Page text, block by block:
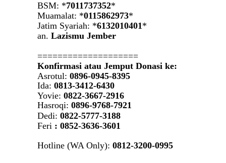
BSM: *7011737352*
Muamalat: *0115862973*
Jatim Syariah: *6132010401*
an. Lazismu Jember
====================
Konfirmasi atau Jemput Donasi ke:
Asrotul: 0896-0945-8395
Ida: 0813-3412-6430
Yovie: 0822-3667-2916
Hasroqi: 0896-9768-7921
Dedi: 0822-5777-3188
Feri : 0852-3636-3601
Hotline (WA Only): 0812-3200-0995